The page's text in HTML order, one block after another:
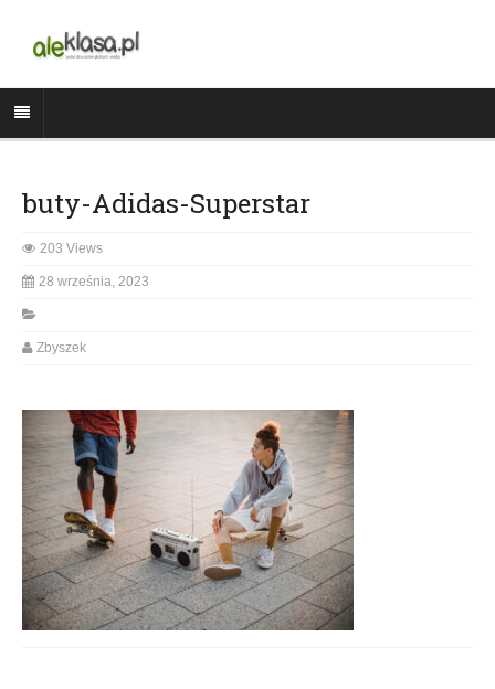
buty-Adidas-Superstar
203 Views
28 września, 2023
Zbyszek